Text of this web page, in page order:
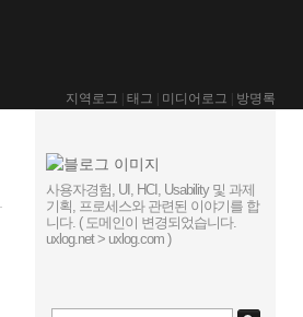
지역로그 태그 미디어로그 방명록
사용자경험, UI, HCI, Usability 및 과제
기획, 프로세스와 관련된 이야기를 합
니다. ( 도메인이 변경되었습니다.
uxlog.net > uxlog.com )